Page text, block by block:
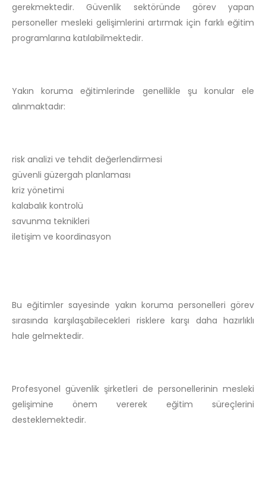
gerekmektedir. Güvenlik sektöründe görev yapan
personeller mesleki gelişimlerini artırmak için farklı eğitim
programlarına katılabilmektedir.
Yakın koruma eğitimlerinde genellikle şu konular ele
alınmaktadır:
risk analizi ve tehdit değerlendirmesi
güvenli güzergah planlaması
kriz yönetimi
kalabalık kontrolü
savunma teknikleri
iletişim ve koordinasyon
Bu eğitimler sayesinde yakın koruma personelleri görev
sırasında karşılaşabilecekleri risklere karşı daha hazırlıklı
hale gelmektedir.
Profesyonel güvenlik şirketleri de personellerinin mesleki
gelişimine önem vererek eğitim süreçlerini
desteklemektedir.